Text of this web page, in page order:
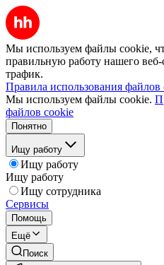
Мы используем файлы cookie,
правильную работу нашего веб-
трафик.
Правила использования файлов
Мы используем файлы cookie.
файлов cookie
Понятно
Ищу работу
Ищу работу
Ищу работу
Ищу сотрудника
Сервисы
Помощь
Ещё
Поиск